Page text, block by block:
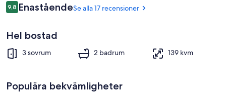
Restauranger
Recensioner
9,89,8 av 10,
EnaståendeSe alla 17 recensioner
Hel bostad
3 sovrum 2 badrum 139 kvm
Populära bekvämligheter